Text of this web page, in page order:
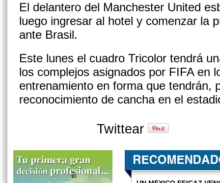
El delantero del Manchester United
luego ingresar al hotel y comenzar la
ante Brasil.
Este lunes el cuadro Tricolor tendrá
los complejos asignados por FIFA en
entrenamiento en forma que tendrán,
reconocimiento de cancha en el
Twittear